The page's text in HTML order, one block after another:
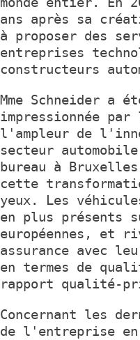
ans après sa
à proposer des
entreprises
constructeurs
Mme Schneider a
impressionnée
l'ampleur de
secteur
bureau à
cette
yeux. Les
en plus présents
européennes, et
assurance avec
en termes de
rapport qualité-
Concernant les
de l'entreprise en